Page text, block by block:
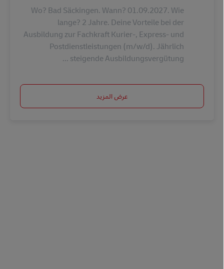
Wo? Bad Säckingen. Wann? 01.09.2027. Wie
lange? 2 Jahre. Deine Vorteile bei der
Ausbildung zur Fachkraft Kurier-, Express- und
Postdienstleistungen (m/w/d). Jährlich
steigende Ausbildungsvergütung ...
عرض المزيد